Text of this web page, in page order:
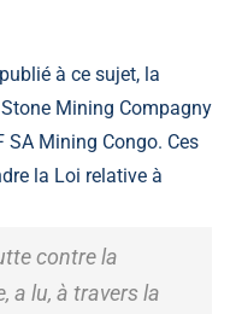
à ce sujet, la
Mining Compagny
SA Mining Congo. Ces
la Loi relative à
contre la
a lu, à travers la